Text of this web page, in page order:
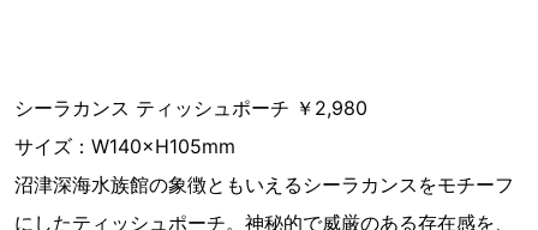
シーラカンス ティッシュポーチ ￥2,980
サイズ：W140×H105mm
沼津深海⽔族館の象徴ともいえるシーラカンスをモチーフ
にしたティッシュポーチ。神秘的で威厳のある存在感を、